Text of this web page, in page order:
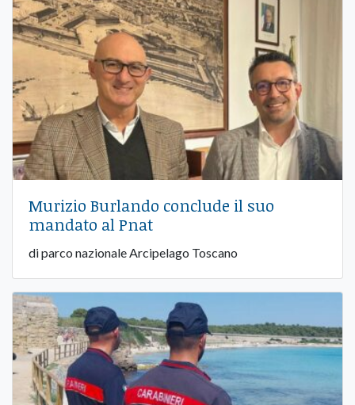
Murizio Burlando conclude il suo
mandato al Pnat
di parco nazionale Arcipelago Toscano